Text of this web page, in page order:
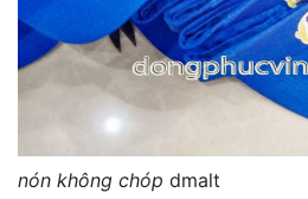
nón không chóp dmalt